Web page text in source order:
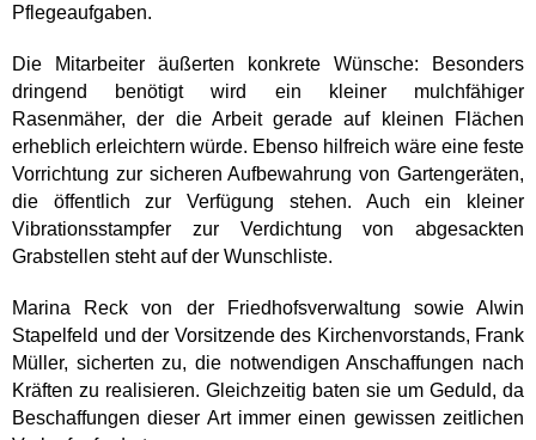
Pflegeaufgaben.
Die Mitarbeiter äußerten konkrete Wünsche: Besonders
dringend benötigt wird ein kleiner mulchfähiger
Rasenmäher, der die Arbeit gerade auf kleinen Flächen
erheblich erleichtern würde. Ebenso hilfreich wäre eine feste
Vorrichtung zur sicheren Aufbewahrung von Gartengeräten,
die öffentlich zur Verfügung stehen. Auch ein kleiner
Vibrationsstampfer zur Verdichtung von abgesackten
Grabstellen steht auf der Wunschliste.
Marina Reck von der Friedhofsverwaltung sowie Alwin
Stapelfeld und der Vorsitzende des Kirchenvorstands, Frank
Müller, sicherten zu, die notwendigen Anschaffungen nach
Kräften zu realisieren. Gleichzeitig baten sie um Geduld, da
Beschaffungen dieser Art immer einen gewissen zeitlichen